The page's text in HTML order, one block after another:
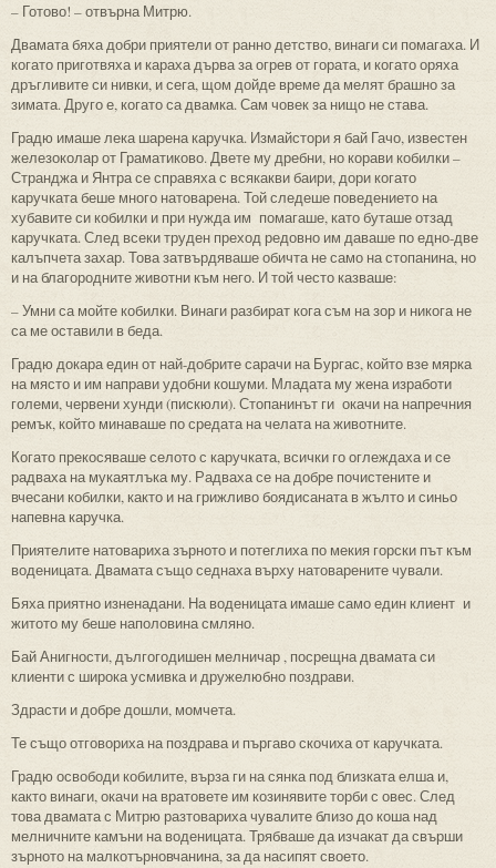
– Готово! – отвърна Митрю.
Двамата бяха добри приятели от ранно детство, винаги си помагаха. И
когато приготвяха и караха дърва за огрев от гората, и когато оряха
дръгливите си нивки, и сега, щом дойде време да мелят брашно за
зимата. Друго е, когато са двамка. Сам човек за нищо не става.
Градю имаше лека шарена каручка. Измайстори я бай Гачо, известен
железоколар от Граматиково. Двете му дребни, но корави кобилки –
Странджа и Янтра се справяха с всякакви баири, дори когато
каручката беше много натоварена. Той следеше поведението на
хубавите си кобилки и при нужда им помагаше, като буташе отзад
каручката. След всеки труден преход редовно им даваше по едно-две
калъпчета захар. Това затвърдяваше обичта не само на стопанина, но
и на благородните животни към него. И той често казваше:
– Умни са мойте кобилки. Винаги разбират кога съм на зор и никога не
са ме оставили в беда.
Градю докара един от най-добрите сарачи на Бургас, който взе мярка
на място и им направи удобни кошуми. Младата му жена изработи
големи, червени хунди (пискюли). Стопанинът ги окачи на напречния
ремък, който минаваше по средата на челата на животните.
Когато прекосяваше селото с каручката, всички го оглеждаха и се
радваха на мукаятлъка му. Радваха се на добре почистените и
вчесани кобилки, както и на грижливо боядисаната в жълто и синьо
напевна каручка.
Приятелите натовариха зърното и потеглиха по мекия горски път към
воденицата. Двамата също седнаха върху натоварените чували.
Бяха приятно изненадани. На воденицата имаше само един клиент и
житото му беше наполовина смляно.
Бай Анигности, дългогодишен мелничар , посрещна двамата си
клиенти с широка усмивка и дружелюбно поздрави.
Здрасти и добре дошли, момчета.
Те също отговориха на поздрава и пъргаво скочиха от каручката.
Градю освободи кобилите, върза ги на сянка под близката елша и,
както винаги, окачи на вратовете им козинявите торби с овес. След
това двамата с Митрю разтовариха чувалите близо до коша над
мелничните камъни на воденицата. Трябваше да изчакат да свърши
зърното на малкотърновчанина, за да насипят своето.